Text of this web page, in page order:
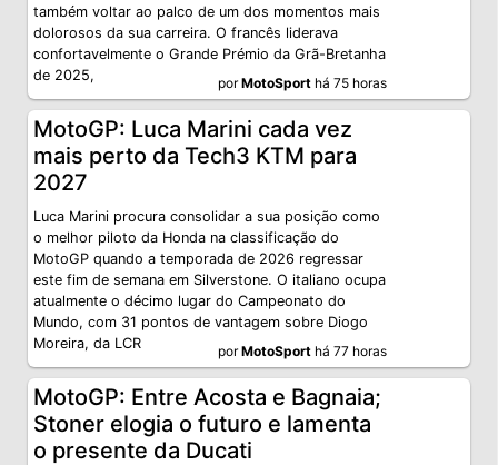
também voltar ao palco de um dos momentos mais
dolorosos da sua carreira. O francês liderava
confortavelmente o Grande Prémio da Grã-Bretanha
de 2025,
porMotoSport há 75 horas
MotoGP: Luca Marini cada vez
mais perto da Tech3 KTM para
2027
Luca Marini procura consolidar a sua posição como
o melhor piloto da Honda na classificação do
MotoGP quando a temporada de 2026 regressar
este fim de semana em Silverstone. O italiano ocupa
atualmente o décimo lugar do Campeonato do
Mundo, com 31 pontos de vantagem sobre Diogo
Moreira, da LCR
porMotoSport há 77 horas
MotoGP: Entre Acosta e Bagnaia;
Stoner elogia o futuro e lamenta
o presente da Ducati